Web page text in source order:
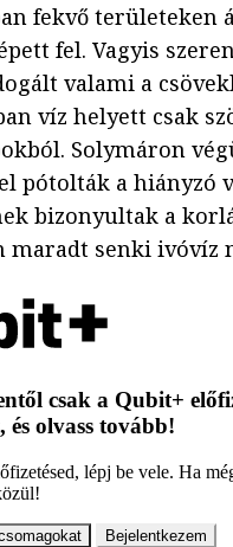
fekvő területeken
fel. Vagyis
valami a
víz helyett csak
Solymáron
pótolták a hiányzó
bizonyultak a
maradt senki ivóvíz
csak a Qubit+
és olvass tovább!
lépj be vele. Ha
Bejelentkezem